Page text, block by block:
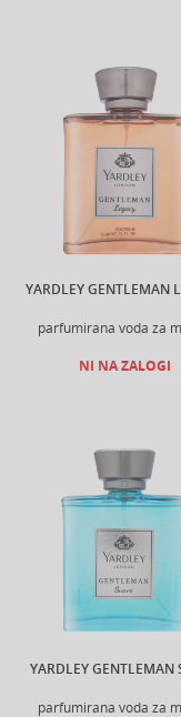
YARDLEY GENTLEMAN
parfumirana voda za
NI NA ZALOGI
YARDLEY GENTLEMAN
parfumirana voda za